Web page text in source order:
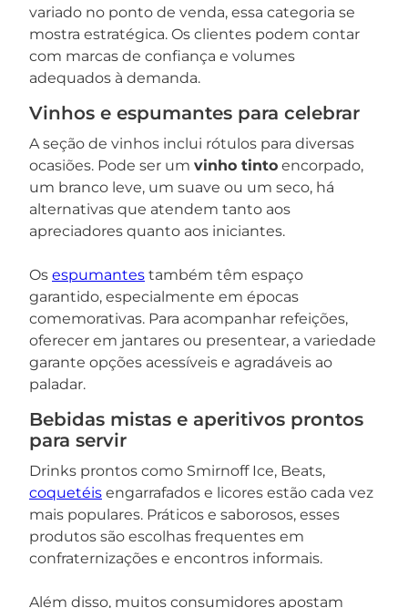
variado no ponto de venda, essa categoria se
mostra estratégica. Os clientes podem contar
com marcas de confiança e volumes
adequados à demanda.
Vinhos e espumantes para celebrar
A seção de vinhos inclui rótulos para diversas
ocasiões. Pode ser um vinho tinto encorpado,
um branco leve, um suave ou um seco, há
alternativas que atendem tanto aos
apreciadores quanto aos iniciantes.
Os espumantes também têm espaço
garantido, especialmente em épocas
comemorativas. Para acompanhar refeições,
oferecer em jantares ou presentear, a variedade
garante opções acessíveis e agradáveis ao
paladar.
Bebidas mistas e aperitivos prontos
para servir
Drinks prontos como Smirnoff Ice, Beats,
coquetéis engarrafados e licores estão cada vez
mais populares. Práticos e saborosos, esses
produtos são escolhas frequentes em
confraternizações e encontros informais.
Além disso, muitos consumidores apostam